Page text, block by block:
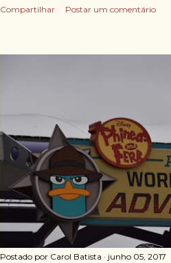
Compartilhar Postar um comentário
Postado por Carol Batista junho 05, 2017